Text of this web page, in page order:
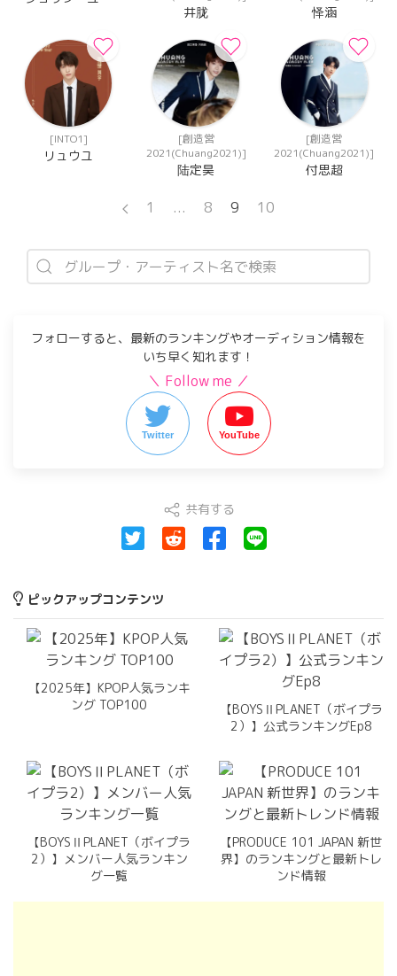
井胧 怿涵
[INTO1]
リュウユ
[創造営
2021(Chuang2021)]
陆定昊
[創造営
2021(Chuang2021)]
付思超
1 ... 8 9 10
フォローすると、最新のランキングやオーディション情報を
いち早く知れます！
＼ Follow me ／
Twitter YouTube
共有する
ピックアップコンテンツ
【2025年】KPOP人気ランキ
ング TOP100
【BOYSⅡPLANET（ボイプラ
2）】公式ランキングEp8
【BOYSⅡPLANET（ボイプラ
2）】メンバー人気ランキン
グ一覧
【PRODUCE 101 JAPAN 新世
界】のランキングと最新トレ
ンド情報